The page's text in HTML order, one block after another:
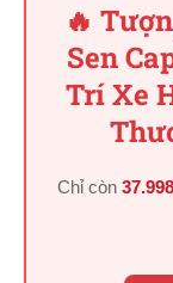
🔥
Sen
Trí Xe
Chỉ còn